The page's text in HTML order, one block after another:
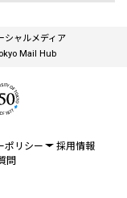
シャルメディア
Mail Hub
ポリシー
採用情報
問